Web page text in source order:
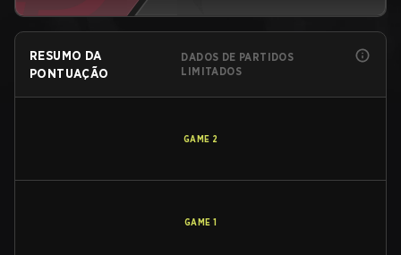
RESUMO DA
PONTUAÇÃO
DADOS DE PARTIDOS
LIMITADOS
GAME 2
GAME 1